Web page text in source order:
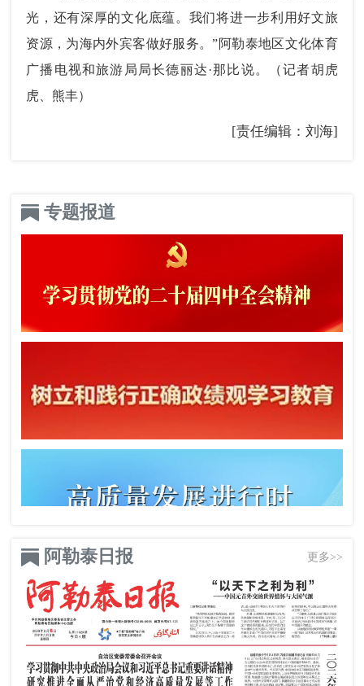
光，还有深厚的文化底蕴。我们将进一步利用好文旅
资源，为海内外宾客做好服务。”阿勒泰地区文化体育
广播电视和旅游局局长德丽达·那比说。（记者胡虎
虎、熊丰）
[责任编辑：刘海]
专题报道
阿勒泰日报 更多>>